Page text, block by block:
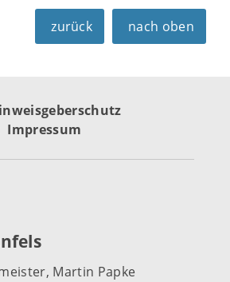
zurück nach oben
Impressum
Martin Papke